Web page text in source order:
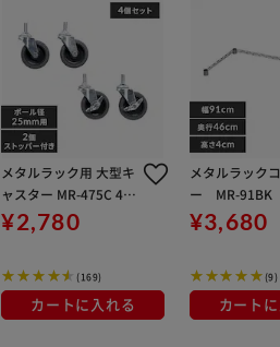
メタルラック用 大型キ
ャスター MR-475C 4個
入り
¥2,780
(169)
カートに入れる
メタルラック
ー MR-91BK
¥3,680
(9)
カート